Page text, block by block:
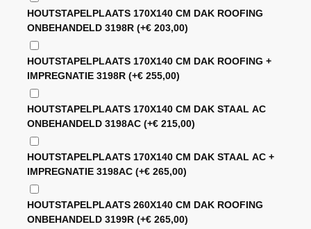
HOUTSTAPELPLAATS 170X140 CM DAK ROOFING
ONBEHANDELD 3198R(+€ 203,00)
HOUTSTAPELPLAATS 170X140 CM DAK ROOFING +
IMPREGNATIE 3198R(+€ 255,00)
HOUTSTAPELPLAATS 170X140 CM DAK STAAL AC
ONBEHANDELD 3198AC(+€ 215,00)
HOUTSTAPELPLAATS 170X140 CM DAK STAAL AC +
IMPREGNATIE 3198AC(+€ 265,00)
HOUTSTAPELPLAATS 260X140 CM DAK ROOFING
ONBEHANDELD 3199R(+€ 265,00)